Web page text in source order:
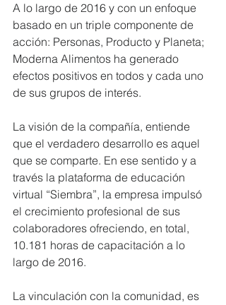
A lo largo de 2016 y con un enfoque
basado en un triple componente de
acción: Personas, Producto y Planeta;
Moderna Alimentos ha generado
efectos positivos en todos y cada uno
de sus grupos de interés.
La visión de la compañía, entiende
que el verdadero desarrollo es aquel
que se comparte. En ese sentido y a
través la plataforma de educación
virtual “Siembra”, la empresa impulsó
el crecimiento profesional de sus
colaboradores ofreciendo, en total,
10.181 horas de capacitación a lo
largo de 2016.
La vinculación con la comunidad, es